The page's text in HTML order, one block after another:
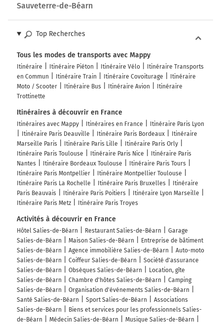
Sauveterre-de-Béarn
Top Recherches
Tous les modes de transports avec Mappy
Itinéraire Itinéraire Piéton Itinéraire Vélo
Itinéraire Transports
en Commun
Itinéraire Train Itinéraire Covoiturage
Itinéraire
Moto / Scooter
Itinéraire Bus Itinéraire Avion
Itinéraire
Trottinette
Itinéraires à découvrir en France
Itinéraires avec Mappy Itinéraires en France
Itinéraire Paris Lyon
Itinéraire Paris Deauville
Itinéraire Paris Bordeaux
Itinéraire
Marseille Paris
Itinéraire Paris Lille
Itinéraire Paris Orly
Itinéraire Paris Toulouse
Itinéraire Paris Nice
Itinéraire Paris
Nantes
Itinéraire Bordeaux Toulouse
Itinéraire Paris Tours
Itinéraire Paris Montpellier
Itinéraire Montpellier Toulouse
Itinéraire Paris La Rochelle
Itinéraire Paris Bruxelles
Itinéraire
Paris Beauvais
Itinéraire Paris Poitiers
Itinéraire Lyon Marseille
Itinéraire Paris Metz
Itinéraire Paris Troyes
Activités à découvrir en France
Hôtel Salies-de-Béarn Restaurant Salies-de-Béarn
Garage
Salies-de-Béarn
Maison Salies-de-Béarn
Entreprise de bâtiment
Salies-de-Béarn
Agence immobilière Salies-de-Béarn
Auto-moto
Salies-de-Béarn
Coiffeur Salies-de-Béarn
Société d'assurance
Salies-de-Béarn
Obsèques Salies-de-Béarn
Location, gîte
Salies-de-Béarn
Chambre d'hôtes Salies-de-Béarn
Camping
Salies-de-Béarn
Organisation d'événements Salies-de-Béarn
Santé Salies-de-Béarn
Sport Salies-de-Béarn
Associations
Salies-de-Béarn
Biens et services pour les professionnels Salies-
de-Béarn
Médecin Salies-de-Béarn
Musique Salies-de-Béarn